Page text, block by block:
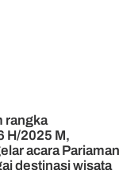
rangka
H/2025 M,
acara Pariaman
destinasi wisata